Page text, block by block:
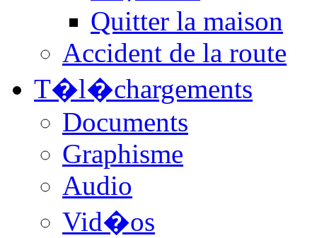
Quitter la maison
Accident de la route
T�l�chargements
Documents
Graphisme
Audio
Vid�os